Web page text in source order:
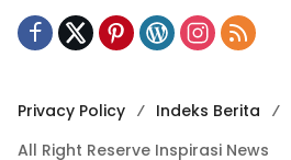
Privacy Policy Indeks Berita
All Right Reserve Inspirasi News